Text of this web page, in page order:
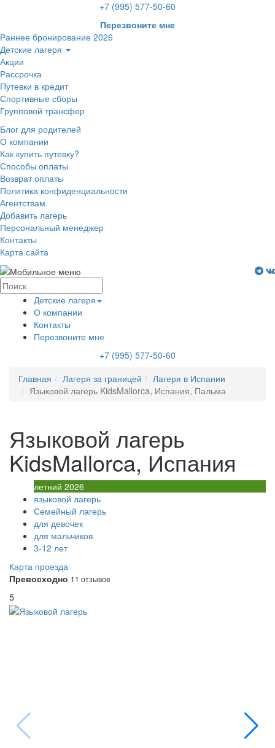
+7 (995) 577-50-60
Перезвоните мне
Раннее бронирование 2026
Детские лагеря
Акции
Рассрочка
Путевки в кредит
Спортивные сборы
Групповой трансфер
Блог для родителей
О компании
Как купить путевку?
Способы оплаты
Возврат оплаты
Политика конфиденциальности
Агентствам
Добавить лагерь
Персональный менеджер
Контакты
Карта сайта
Детские лагеря
О компании
Контакты
Перезвоните мне
+7 (995) 577-50-60
Главная
Лагеря за границей
Лагеря в Испании
Языковой лагерь KidsMallorca, Испания, Пальма
Языковой лагерь
KidsMallorca, Испания
летний 2026
языковой лагерь
Семейный лагерь
для девочек
для мальчиков
3-12 лет
Карта проезда
Превосходно 11 отзывов
5